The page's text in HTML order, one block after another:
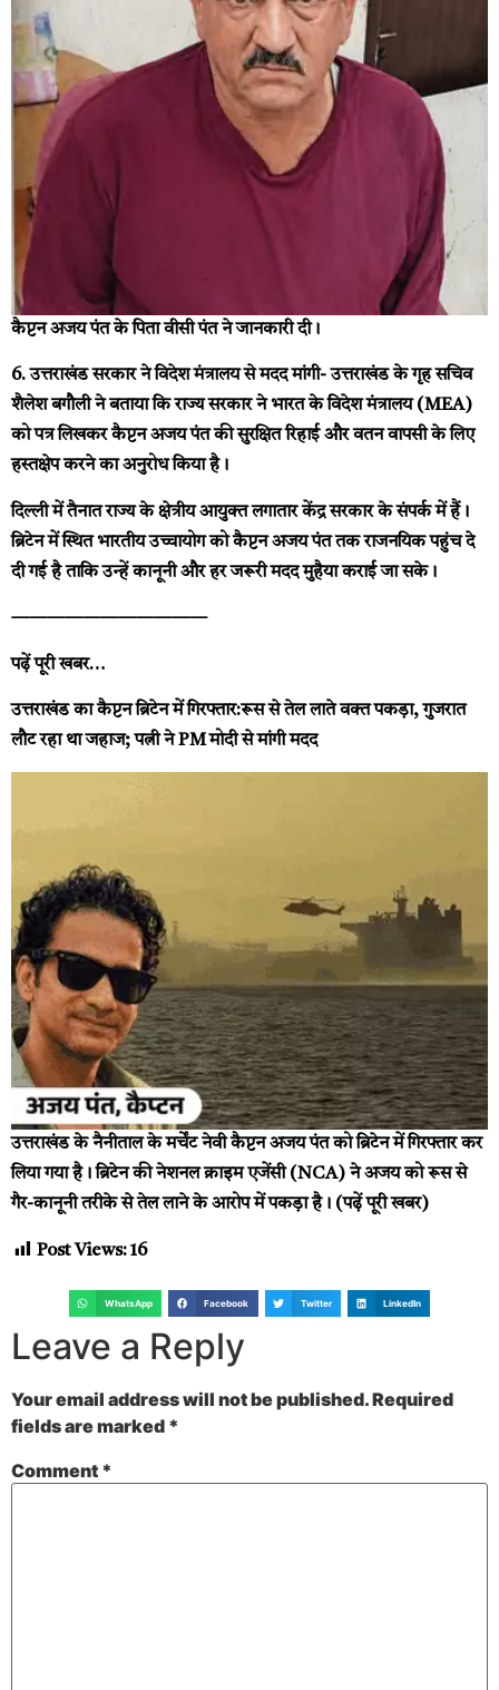
कैप्टन अजय पंत के पिता वीसी पंत ने जानकारी दी।
6. उत्तराखंड सरकार ने विदेश मंत्रालय से मदद मांगी-उत्तराखंड के गृह सचिव
शैलेश बगौली ने बताया कि राज्य सरकार ने भारत के विदेश मंत्रालय (MEA)
को पत्र लिखकर कैप्टन अजय पंत की सुरक्षित रिहाई और वतन वापसी के लिए
हस्तक्षेप करने का अनुरोध किया है।
दिल्ली में तैनात राज्य के क्षेत्रीय आयुक्त लगातार केंद्र सरकार के संपर्क में हैं।
ब्रिटेन में स्थित भारतीय उच्चायोग को कैप्टन अजय पंत तक राजनयिक पहुंच दे
दी गई है ताकि उन्हें कानूनी और हर जरूरी मदद मुहैया कराई जा सके।
———————————
पढ़ें पूरी खबर…
उत्तराखंड का कैप्टन ब्रिटेन में गिरफ्तार:रूस से तेल लाते वक्त पकड़ा, गुजरात
लौट रहा था जहाज; पत्नी ने PM मोदी से मांगी मदद
उत्तराखंड के नैनीताल के मर्चेंट नेवी कैप्टन अजय पंत को ब्रिटेन में गिरफ्तार कर
लिया गया है। ब्रिटेन की नेशनल क्राइम एजेंसी (NCA) ने अजय को रूस से
गैर-कानूनी तरीके से तेल लाने के आरोप में पकड़ा है। (पढ़ें पूरी खबर)
Post Views:16
WhatsApp Facebook Twitter LinkedIn
Leave a Reply
Your email address will not be published.Required
fields are marked *
Comment *